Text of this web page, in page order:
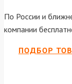
По России и
компании
ПОДБОР